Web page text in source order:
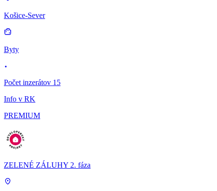
Košice-Sever
Byty
Počet inzerátov 15
Info v RK
PREMIUM
ZELENÉ ZÁLUHY 2. fáza